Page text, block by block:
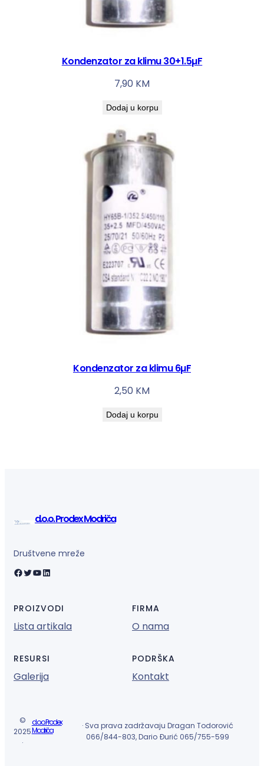
Kondenzator za klimu 30+1.5µF
7,90 KM
Dodaj u korpu
Kondenzator za klimu 6µF
2,50 KM
Dodaj u korpu
d.o.o. Prodex Modriča
Društvene mreže
Facebook Twitter YouTube LinkedIn
PROIZVODI
Lista artikala
FIRMA
O nama
RESURSI
Galerija
PODRŠKA
Kontakt
©
2025
·
d.o.o. Prodex
Modriča
· Sva prava zadržavaju Dragan Todorović
066/844-803, Dario Đurić 065/755-599